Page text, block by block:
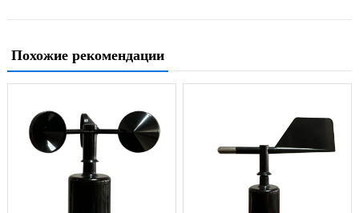
Похожие рекомендации